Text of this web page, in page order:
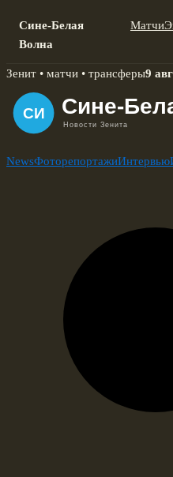
Сине-Белая
Волна
Матчи
Skip
content
Зенит • матчи • трансферы9
NewsФоторепортажиИнтервью